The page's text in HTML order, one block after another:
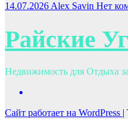
14.07.2026 Alex Savin Нет
Райские
Недвижимость для Отдыха
Сайт работает на WordPress |